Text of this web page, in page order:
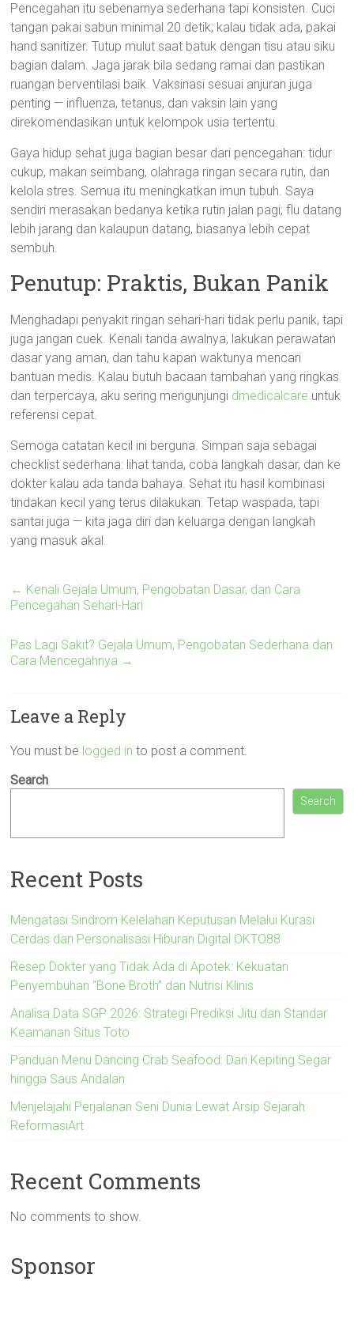
Pencegahan itu sebenarnya sederhana tapi konsisten. Cuci
tangan pakai sabun minimal 20 detik; kalau tidak ada, pakai
hand sanitizer. Tutup mulut saat batuk dengan tisu atau siku
bagian dalam. Jaga jarak bila sedang ramai dan pastikan
ruangan berventilasi baik. Vaksinasi sesuai anjuran juga
penting — influenza, tetanus, dan vaksin lain yang
direkomendasikan untuk kelompok usia tertentu.
Gaya hidup sehat juga bagian besar dari pencegahan: tidur
cukup, makan seimbang, olahraga ringan secara rutin, dan
kelola stres. Semua itu meningkatkan imun tubuh. Saya
sendiri merasakan bedanya ketika rutin jalan pagi; flu datang
lebih jarang dan kalaupun datang, biasanya lebih cepat
sembuh.
Penutup: Praktis, Bukan Panik
Menghadapi penyakit ringan sehari-hari tidak perlu panik, tapi
juga jangan cuek. Kenali tanda awalnya, lakukan perawatan
dasar yang aman, dan tahu kapan waktunya mencari
bantuan medis. Kalau butuh bacaan tambahan yang ringkas
dan terpercaya, aku sering mengunjungi dmedicalcare untuk
referensi cepat.
Semoga catatan kecil ini berguna. Simpan saja sebagai
checklist sederhana: lihat tanda, coba langkah dasar, dan ke
dokter kalau ada tanda bahaya. Sehat itu hasil kombinasi
tindakan kecil yang terus dilakukan. Tetap waspada, tapi
santai juga — kita jaga diri dan keluarga dengan langkah
yang masuk akal.
← Kenali Gejala Umum, Pengobatan Dasar, dan Cara
Pencegahan Sehari-Hari
Pas Lagi Sakit? Gejala Umum, Pengobatan Sederhana dan
Cara Mencegahnya →
Leave a Reply
You must be logged in to post a comment.
Search
Search
Recent Posts
Mengatasi Sindrom Kelelahan Keputusan Melalui Kurasi
Cerdas dan Personalisasi Hiburan Digital OKTO88
Resep Dokter yang Tidak Ada di Apotek: Kekuatan
Penyembuhan “Bone Broth” dan Nutrisi Klinis
Analisa Data SGP 2026: Strategi Prediksi Jitu dan Standar
Keamanan Situs Toto
Panduan Menu Dancing Crab Seafood: Dari Kepiting Segar
hingga Saus Andalan
Menjelajahi Perjalanan Seni Dunia Lewat Arsip Sejarah
ReformasiArt
Recent Comments
No comments to show.
Sponsor